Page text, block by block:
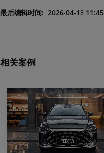
最后编辑时间: 2026-04-13 11:45
相关案例